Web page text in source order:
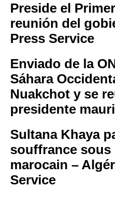
Preside el
reunión del
Press Service
Enviado de la
Sáhara
Nuakchot y se
presidente
Sultana Khaya
souffrance
marocain –
Service